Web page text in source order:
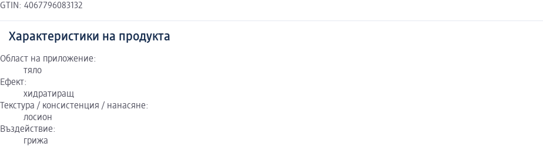
GTIN: 4067796083132
Характеристики на продукта
Област на приложение:
тяло
Ефект:
хидратиращ
Текстура / консистенция / нанасяне:
лосион
Въздействие:
грижа